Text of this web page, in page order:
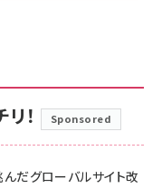
！ Sponsored
だグローバルサイト改